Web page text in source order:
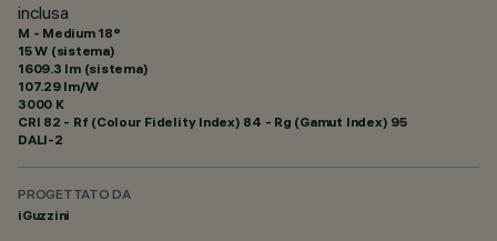
inclusa
M - Medium 18°
15 W (sistema)
1609.3 lm (sistema)
107.29 lm/W
3000 K
CRI 82 - Rf (Colour Fidelity Index) 84 - Rg (Gamut Index) 95
DALI-2
PROGETTATO DA
iGuzzini